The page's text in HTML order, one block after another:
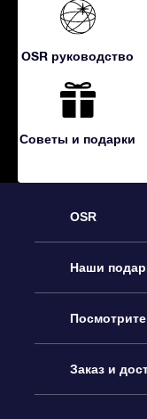
OSR руководство
Советы и подарки
OSR
Как с нами
Блог
Наши
Онлайн
Подарочный
Звездный
Заказ и